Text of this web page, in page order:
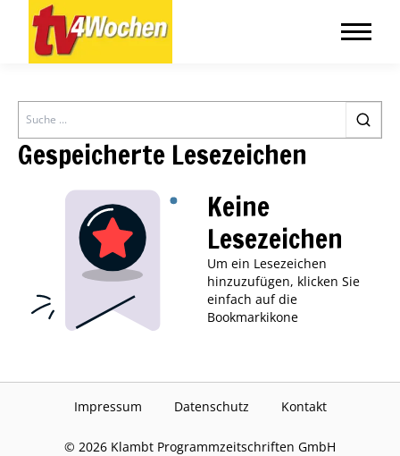
Search
Gespeicherte Lesezeichen
Keine
Lesezeichen
Um ein Lesezeichen
hinzuzufügen, klicken Sie
einfach auf die
Bookmarkikone
Impressum Datenschutz Kontakt
© 2026 Klambt Programmzeitschriften GmbH